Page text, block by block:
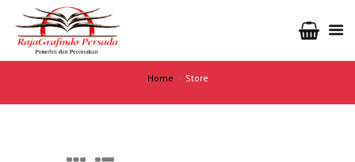
Home Store